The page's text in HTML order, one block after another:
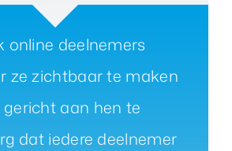
online deelnemers
ze zichtbaar te maken
aan hen te
dat iedere deelnemer